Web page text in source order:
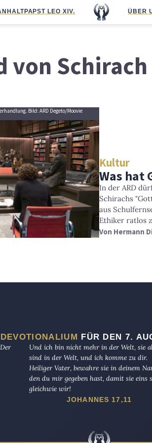
PAPST LEO XIV. ÜBER
von Schirach
Bild: ARD Degeto/Moovie
Kultur
Was hat
In der ARD
Schirachs
aus
Ethiker ratlos
Von Hermann
DEVOTIONALIUM
FÜR DEN 7.
Und ich bin nicht mehr in der Welt, sie
sind in der Welt, und ich komme zu dir.
Heiliger Vater, bewahre sie in deinem
den du mir gegeben hast, damit sie eins
gleichwie wir!
JOHANNES 17,11